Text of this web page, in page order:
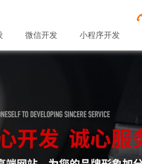
微信开发 小程序开发